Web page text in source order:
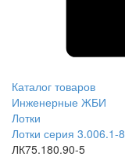
Каталог товаров
Инженерные ЖБИ
Лотки
Лотки серия 3.006.1-8
ЛК75.180.90-5